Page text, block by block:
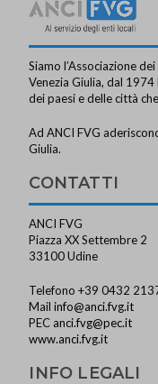
Siamo l’Associazione
Venezia Giulia, dal
dei paesi e delle città
Ad ANCI FVG
Giulia.
CONTATTI
ANCI FVG
Piazza XX Settembre 2
33100 Udine
Telefono +39 0432
Mailinfo@anci.fvg.it
PEC anci.fvg@pec.it
www.anci.fvg.it
INFO LEGALI